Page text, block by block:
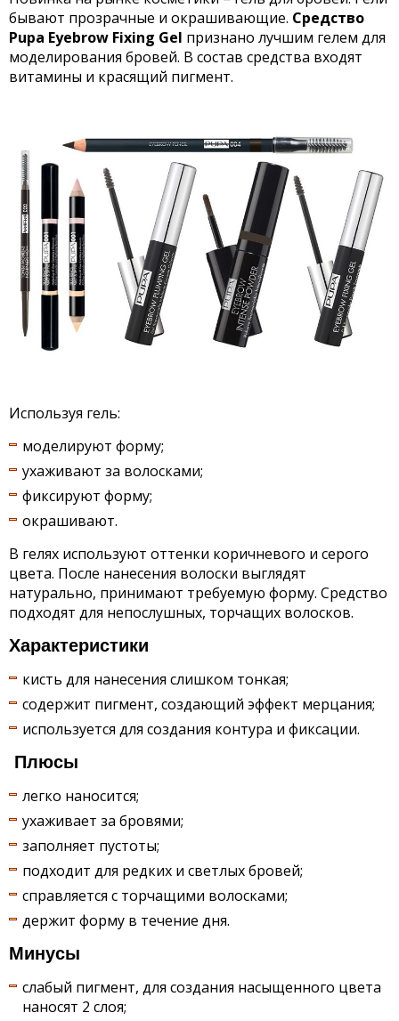
бывают прозрачные и окрашивающие. Средство
Pupa Eyebrow Fixing Gel признано лучшим гелем для
моделирования бровей. В состав средства входят
витамины и красящий пигмент.
Используя гель:
моделируют форму;
ухаживают за волосками;
фиксируют форму;
окрашивают.
В гелях используют оттенки коричневого и серого
цвета. После нанесения волоски выглядят
натурально, принимают требуемую форму. Средство
подходят для непослушных, торчащих волосков.
Характеристики
кисть для нанесения слишком тонкая;
содержит пигмент, создающий эффект мерцания;
используется для создания контура и фиксации.
Плюсы
легко наносится;
ухаживает за бровями;
заполняет пустоты;
подходит для редких и светлых бровей;
справляется с торчащими волосками;
держит форму в течение дня.
Минусы
слабый пигмент, для создания насыщенного цвета
наносят 2 слоя;